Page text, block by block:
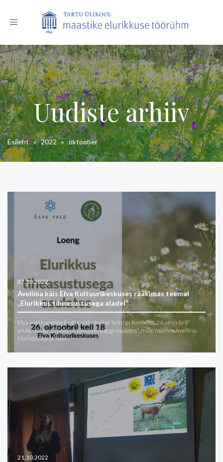
Toggle
Uudiste arhiiv
Esileht»2022»oktoober
27.10.2022
Aveliina käis Elva Kultuurikeskuses rääkimas teemal
„Elurikkus tiheasustusega aladel“
Elva vald koostöös Eesti Looduskaitse Seltsiga korraldas 26. oktoobril
aruteluõhtu „Elurikkus tiheasustusega asulates", mille raames Aveliina,
Marko Mägi ja Tuul…
21.10.2022